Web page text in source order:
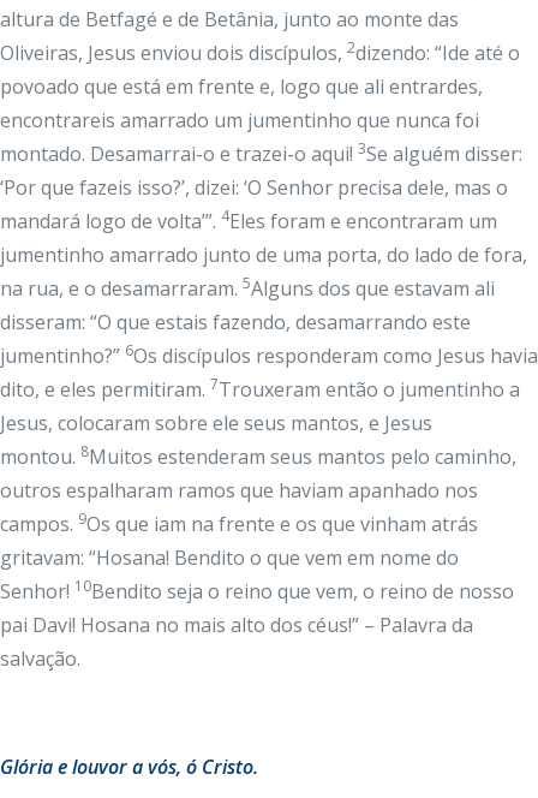
altura de Betfagé e de Betânia, junto ao monte das
Oliveiras, Jesus enviou dois discípulos, 2dizendo: “Ide até o
povoado que está em frente e, logo que ali entrardes,
encontrareis amarrado um jumentinho que nunca foi
montado. Desamarrai-o e trazei-o aqui! 3Se alguém disser:
‘Por que fazeis isso?’, dizei: ‘O Senhor precisa dele, mas o
mandará logo de volta’”. 4Eles foram e encontraram um
jumentinho amarrado junto de uma porta, do lado de fora,
na rua, e o desamarraram. 5Alguns dos que estavam ali
disseram: “O que estais fazendo, desamarrando este
jumentinho?” 6Os discípulos responderam como Jesus havia
dito, e eles permitiram. 7Trouxeram então o jumentinho a
Jesus, colocaram sobre ele seus mantos, e Jesus
montou. 8Muitos estenderam seus mantos pelo caminho,
outros espalharam ramos que haviam apanhado nos
campos. 9Os que iam na frente e os que vinham atrás
gritavam: “Hosana! Bendito o que vem em nome do
Senhor! 10Bendito seja o reino que vem, o reino de nosso
pai Davi! Hosana no mais alto dos céus!” – Palavra da
salvação.
Glória e louvor a vós, ó Cristo.